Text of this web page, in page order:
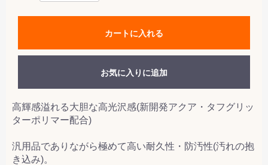
カートに入れる
お気に入りに追加
高輝感溢れる大胆な高光沢感(新開発アクア・タフグリッ
ターポリマー配合)
汎用品でありながら極めて高い耐久性・防汚性(汚れの抱
き込み)。